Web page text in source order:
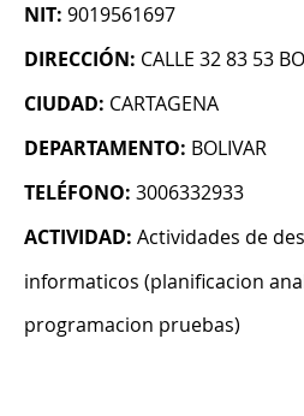
NIT: 9019561697
DIRECCIÓN: CALLE 32 83 53
CIUDAD: CARTAGENA
DEPARTAMENTO: BOLIVAR
TELÉFONO: 3006332933
ACTIVIDAD: Actividades de
informaticos (planificacion
programacion pruebas)